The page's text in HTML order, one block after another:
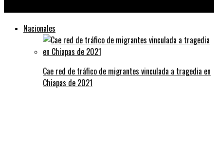
Nacionales
Cae red de tráfico de migrantes vinculada a tragedia en
Chiapas de 2021